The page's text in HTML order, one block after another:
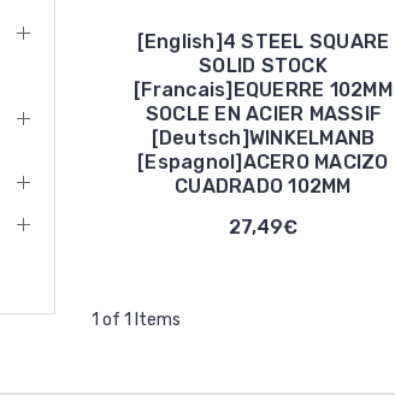
[English]4 STEEL SQUARE
SOLID STOCK
[Francais]EQUERRE 102MM
SOCLE EN ACIER MASSIF
[Deutsch]WINKELMANB
[Espagnol]ACERO MACIZO
CUADRADO 102MM
27,49€
1 of 1 Items